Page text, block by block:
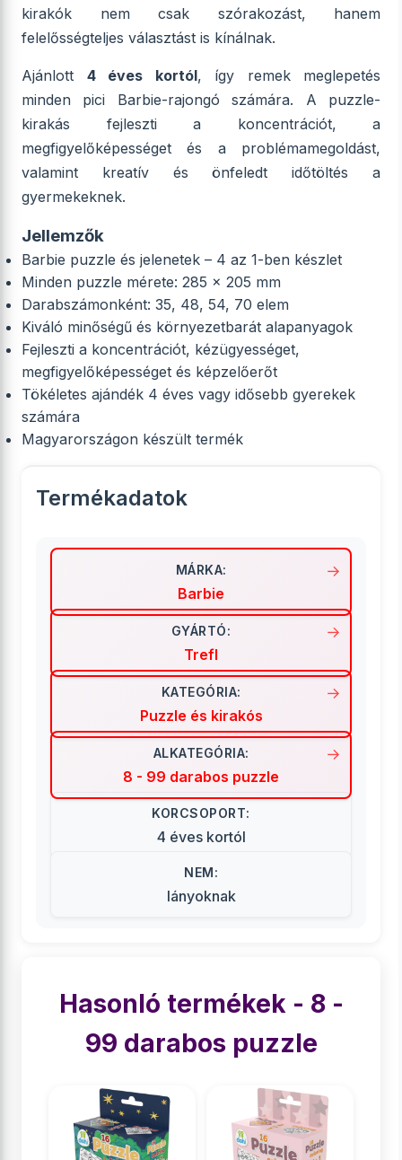
kirakók nem csak szórakozást, hanem
felelősségteljes választást is kínálnak.
Ajánlott 4 éves kortól, így remek meglepetés
minden pici Barbie-rajongó számára. A puzzle-
kirakás fejleszti a koncentrációt, a
megfigyelőképességet és a problémamegoldást,
valamint kreatív és önfeledt időtöltés a
gyermekeknek.
Jellemzők
Barbie puzzle és jelenetek – 4 az 1-ben készlet
Minden puzzle mérete: 285 x 205 mm
Darabszámonként: 35, 48, 54, 70 elem
Kiváló minőségű és környezetbarát alapanyagok
Fejleszti a koncentrációt, kézügyességet,
megfigyelőképességet és képzelőerőt
Tökéletes ajándék 4 éves vagy idősebb gyerekek
számára
Magyarországon készült termék
Termékadatok
MÁRKA:
Barbie
GYÁRTÓ:
Trefl
KATEGÓRIA:
Puzzle és kirakós
ALKATEGÓRIA:
8 - 99 darabos puzzle
KORCSOPORT:
4 éves kortól
NEM:
lányoknak
Hasonló termékek - 8 -
99 darabos puzzle